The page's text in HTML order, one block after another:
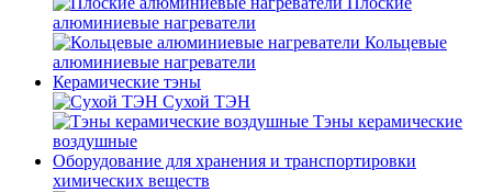
алюминиевые нагреватели
Кольцевые
алюминиевые нагреватели
Керамические тэны
Сухой ТЭН
Тэны керамические
воздушные
Оборудование для хранения и транспортировки
химических веществ